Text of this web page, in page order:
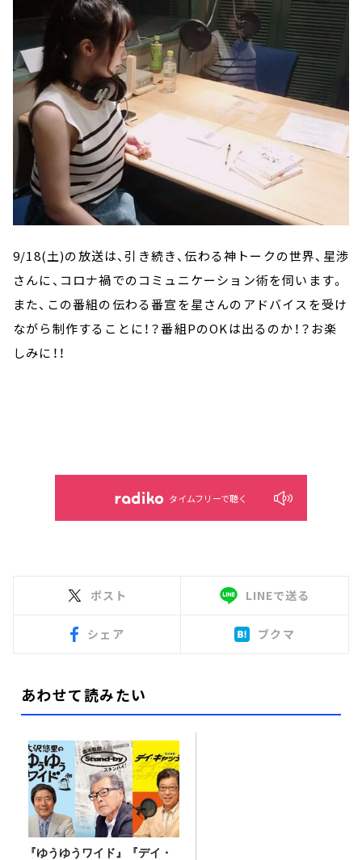
9/18(土)の放送は、引き続き、伝わる神トークの世界、星渉
さんに、コロナ禍でのコミュニケーション術を伺います。
また、この番組の伝わる番宣を星さんのアドバイスを受け
ながら制作することに！？番組PのOKは出るのか！？お楽
しみに！！
タイムフリーで聴く
ポスト LINEで送る
シェア ブクマ
あわせて読みたい
『ゆうゆうワイド』『デイ・